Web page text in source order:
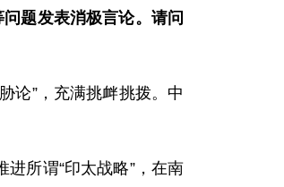
题发表消极言论。请问
论”，充满挑衅挑拨。中
所谓“印太战略”，在南